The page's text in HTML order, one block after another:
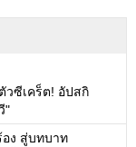
วซีเคร็ต! อัปสกิ
"
ง สู่บทบาท